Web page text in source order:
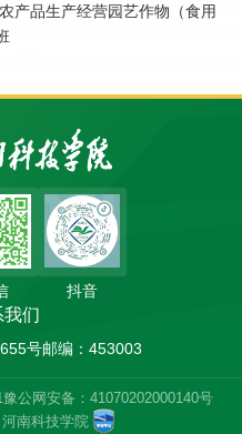
产品生产经营园艺作物（食用
我们
号邮编：453003
抖音
豫公网安备：41070202000140号
南科技学院